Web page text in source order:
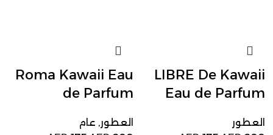
LIBRE De Kawaii
Eau de Parfum
العطور
Roma Kawaii Eau
de Parfum
العطور, عام